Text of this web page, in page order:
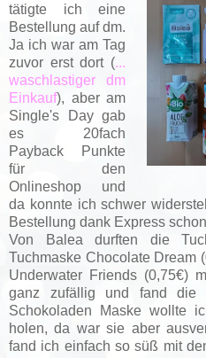
tätigte ich eine
Bestellung auf dm.
Ja ich war am Tag
zuvor erst dort (...
waschlastiger dm
Einkauf), aber am
Single's Day gab
es 20fach
Payback Punkte
für den
Onlineshop und
da konnte ich schwer
Bestellung dank Express
Von Balea durften die
Tuchmaske Chocolate Dream
Underwater Friends (0,75€)
ganz zufällig und fand die
Schokoladen Maske wollte
holen, da war sie aber
fand ich einfach so süß mit